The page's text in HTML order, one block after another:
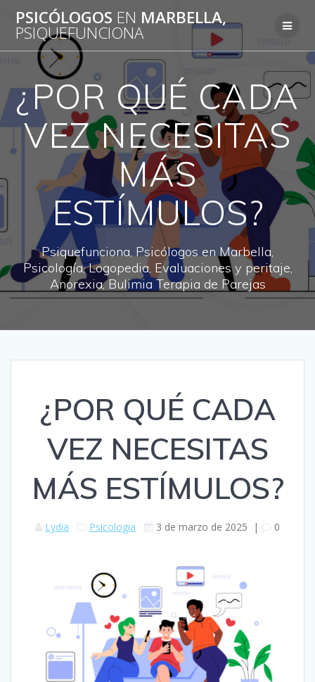
al
PSICÓLOGOS EN MARBELLA,
PSIQUEFUNCIONA
¿POR QUÉ CADA
VEZ NECESITAS
MÁS
ESTÍMULOS?
Psiquefunciona, Psicólogos en Marbella,
Psicología, Logopedia, Evaluaciones y peritaje,
Anorexia, Bulimia Terapia de Parejas
¿POR QUÉ CADA
VEZ NECESITAS
MÁS ESTÍMULOS?
Lydia Psicologia 3 de marzo de 2025 | 0